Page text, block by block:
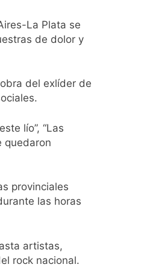
La Plata se
de dolor y
del exlíder de
lío”, “Las
quedaron
provinciales
las horas
artistas,
rock nacional.